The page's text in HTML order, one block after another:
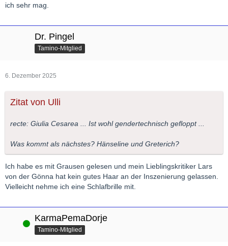
ich sehr mag.
Dr. Pingel
Tamino-Mitglied
6. Dezember 2025
Zitat von Ulli
recte: Giulia Cesarea ... Ist wohl gendertechnisch gefloppt ...
Was kommt als nächstes? Hänseline und Greterich?
Ich habe es mit Grausen gelesen und mein Lieblingskritiker Lars
von der Gönna hat kein gutes Haar an der Inszenierung gelassen.
Vielleicht nehme ich eine Schlafbrille mit.
Online KarmaPemaDorje
Tamino-Mitglied